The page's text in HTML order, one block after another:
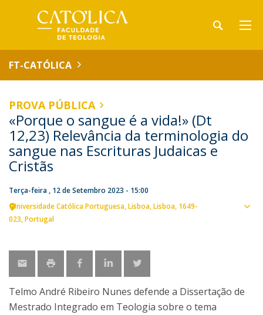
FT-CATÓLICA
PROVA PÚBLICA
«Porque o sangue é a vida!» (Dt
12,23) Relevância da terminologia do
sangue nas Escrituras Judaicas e
Cristãs
Terça-feira , 12 de Setembro 2023 - 15:00
Universidade Católica Portuguesa Lisboa Lisboa 1649-
023 Portugal
Telmo André Ribeiro Nunes defende a Dissertação de
Mestrado Integrado em Teologia sobre o tema